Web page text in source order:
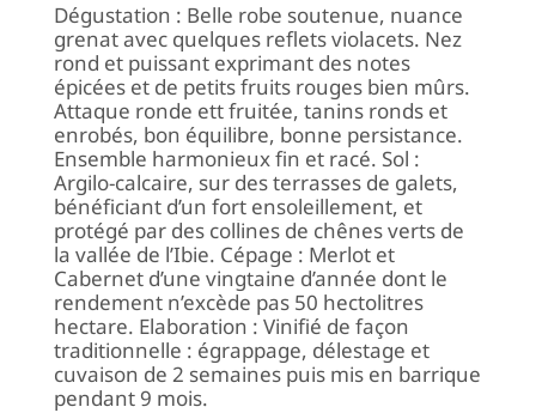
Dégustation : Belle robe soutenue, nuance
grenat avec quelques reflets violacets. Nez
rond et puissant exprimant des notes
épicées et de petits fruits rouges bien mûrs.
Attaque ronde ett fruitée, tanins ronds et
enrobés, bon équilibre, bonne persistance.
Ensemble harmonieux fin et racé. Sol :
Argilo-calcaire, sur des terrasses de galets,
bénéficiant d’un fort ensoleillement, et
protégé par des collines de chênes verts de
la vallée de l’Ibie. Cépage : Merlot et
Cabernet d’une vingtaine d’année dont le
rendement n’excède pas 50 hectolitres
hectare. Elaboration : Vinifié de façon
traditionnelle : égrappage, délestage et
cuvaison de 2 semaines puis mis en barrique
pendant 9 mois.